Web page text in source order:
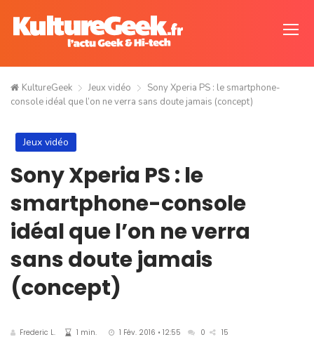
KultureGeek Jeux vidéo
Sony Xperia PS : le smartphone-
console idéal que l’on ne verra sans doute jamais (concept)
Jeux vidéo
Sony Xperia PS : le
smartphone-console
idéal que l’on ne verra
sans doute jamais
(concept)
Frederic L. 1 min. 1 Fév. 2016 • 12:55 0 15